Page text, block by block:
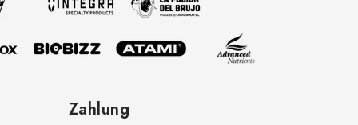
Zahlung